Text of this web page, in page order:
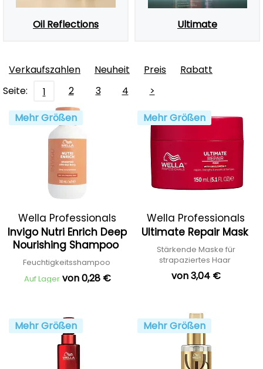
Oil Reflections Ultimate
Verkaufszahlen Neuheit Preis
Rabatt
Seite:
1 2 3 4
>
Mehr Größen
Wella Professionals
Invigo Nutri Enrich Deep
Nourishing Shampoo
Feuchtigkeitsshampoo
Auf Lager von 0,28 €
Mehr Größen
Wella Professionals
Ultimate Repair Mask
Stärkende Maske für
strapaziertes Haar
von 3,04 €
Mehr Größen Mehr Größen